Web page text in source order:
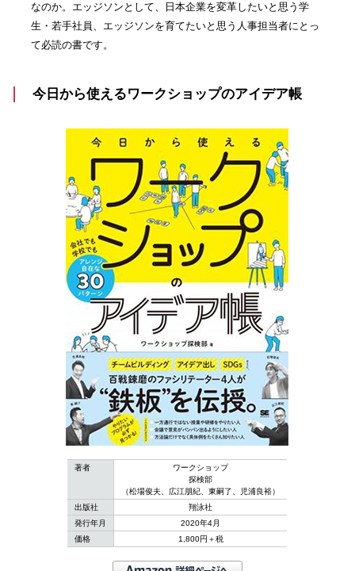
なのか。エッジソンとして、日本企業を変革したいと思う学
生・若手社員、エッジソンを育てたいと思う人事担当者にとっ
て必読の書です。
今日から使えるワークショップのアイデア帳
著者
ワークショップ
探検部
（松場俊夫、広江朋紀、東嗣了、児浦良裕）
出版社
翔泳社
発行年月
2020年4月
価格
1,800円＋税